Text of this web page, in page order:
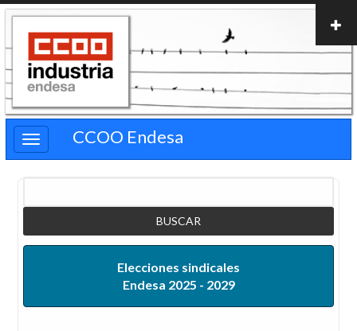
Pasar
contenido
principal
CCOO Endesa
Elecciones sindicales
Endesa 2025 - 2029